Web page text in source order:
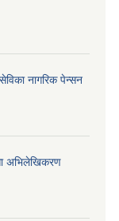
नागरिक पेन्सन
अभिलेखिकरण